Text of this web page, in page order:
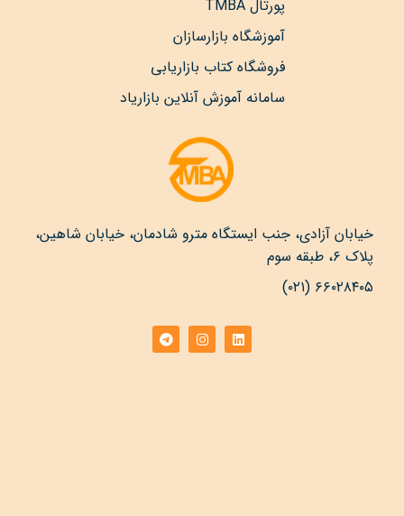
پورتال TMBA
آموزشگاه بازارسازان
فروشگاه کتاب بازاریابی
سامانه آموزش آنلاین بازاریاد
خیابان آزادی، جنب ایستگاه مترو شادمان، خیابان شاهین،
پلاک ۶، طبقه سوم
۶۶۰۲۸۴۰۵ (۰۲۱)